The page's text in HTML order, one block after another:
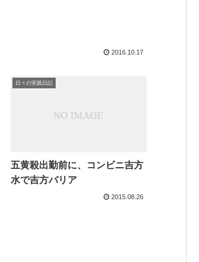
2016.10.17
日々の実践日記
五黄殺出勤前に、コンビニ吉方
水で吉方バリア
2015.08.26